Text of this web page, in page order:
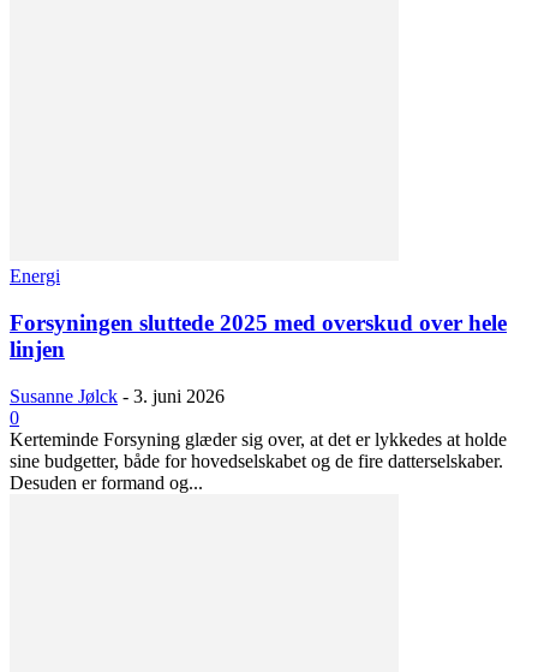
Energi
Forsyningen sluttede 2025 med overskud over hele
linjen
Susanne Jølck - 3. juni 2026
0
Kerteminde Forsyning glæder sig over, at det er lykkedes at holde
sine budgetter, både for hovedselskabet og de fire datterselskaber.
Desuden er formand og...